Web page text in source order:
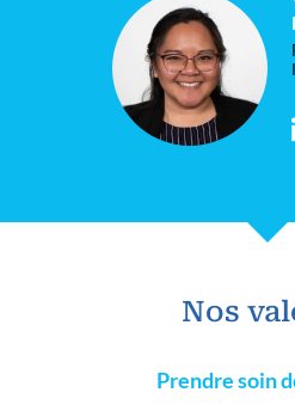
Nos
Prendre soin